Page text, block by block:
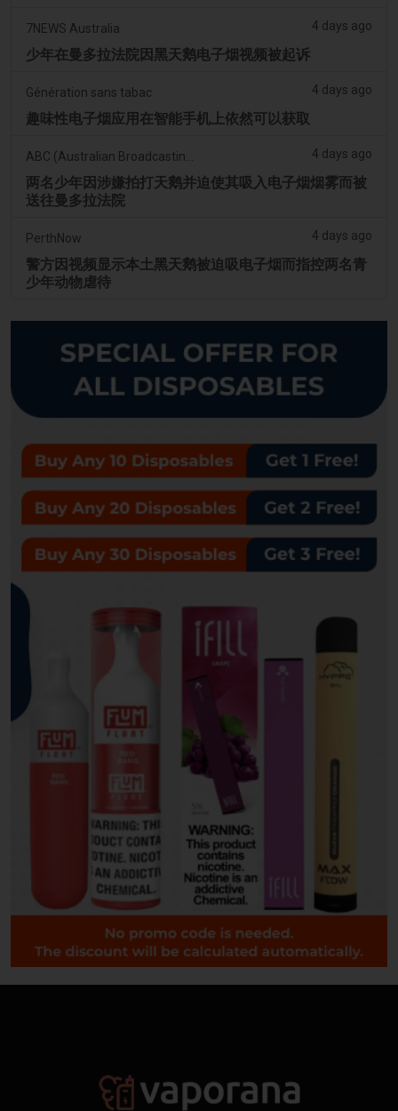
7NEWS Australia 4 days ago
少年在曼多拉法院因黑天鹅电子烟视频被起诉
Génération sans tabac 4 days ago
趣味性电子烟应用在智能手机上依然可以获取
4 days ago
两名少年因涉嫌拍打天鹅并迫使其吸入电子烟烟雾而被
送往曼多拉法院
PerthNow 4 days ago
警方因视频显示本土黑天鹅被迫吸电子烟而指控两名青
少年动物虐待